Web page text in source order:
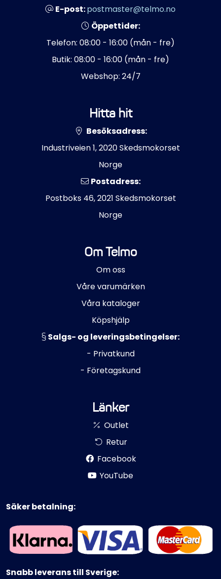
E-post:postmaster@telmo.no
Öppettider:
Telefon: 08:00 - 16:00 (mån - fre)
Butik: 08:00 - 16:00 (mån - fre)
Webshop: 24/7
Hitta hit
Besöksadress:
Industriveien 1, 2020 Skedsmokorset
Norge
Postadress:
Postboks 46, 2021 Skedsmokorset
Norge
Om Telmo
Om oss
Våre varumärken
Våra kataloger
Köpshjälp
Salgs- og leveringsbetingelser:
- Privatkund
- Företagskund
Länker
Outlet
Retur
Facebook
YouTube
Säker betalning:
Snabb leverans till Sverige: